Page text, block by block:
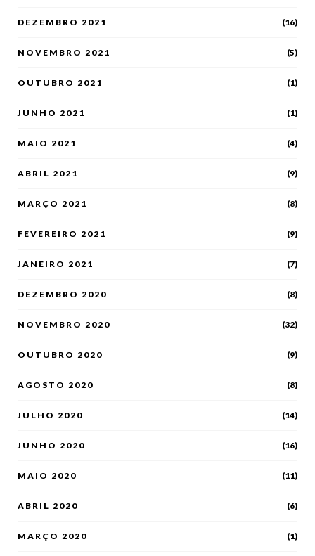
DEZEMBRO 2021 (16)
NOVEMBRO 2021 (5)
OUTUBRO 2021 (1)
JUNHO 2021 (1)
MAIO 2021 (4)
ABRIL 2021 (9)
MARÇO 2021 (8)
FEVEREIRO 2021 (9)
JANEIRO 2021 (7)
DEZEMBRO 2020 (8)
NOVEMBRO 2020 (32)
OUTUBRO 2020 (9)
AGOSTO 2020 (8)
JULHO 2020 (14)
JUNHO 2020 (16)
MAIO 2020 (11)
ABRIL 2020 (6)
MARÇO 2020 (1)